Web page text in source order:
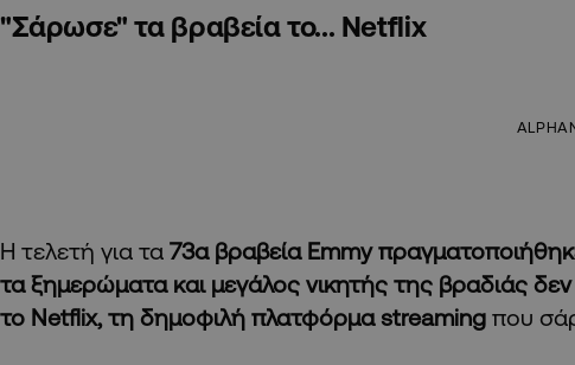
"Σάρωσε" τα βραβεία το... Netflix
Η τελετή για τα 73α βραβεία Emmy
τα ξημερώματα και μεγάλος νικητής της βραδιάς
το Netflix, τη δημοφιλή πλατφόρμα streaming που